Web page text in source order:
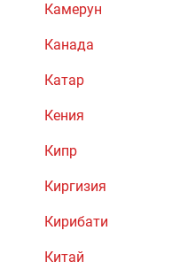
Камерун
Канада
Катар
Кения
Кипр
Киргизия
Кирибати
Китай